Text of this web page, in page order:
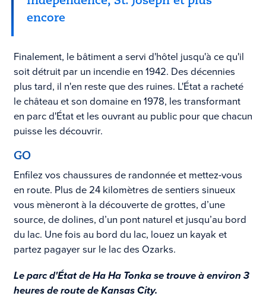
encore
Finalement, le bâtiment a servi d'hôtel jusqu'à ce qu'il
soit détruit par un incendie en 1942. Des décennies
plus tard, il n'en reste que des ruines. L'État a racheté
le château et son domaine en 1978, les transformant
en parc d'État et les ouvrant au public pour que chacun
puisse les découvrir.
GO
Enfilez vos chaussures de randonnée et mettez-vous
en route. Plus de 24 kilomètres de sentiers sinueux
vous mèneront à la découverte de grottes, d’une
source, de dolines, d’un pont naturel et jusqu’au bord
du lac. Une fois au bord du lac, louez un kayak et
partez pagayer sur le lac des Ozarks.
Le parc d'État de Ha Ha Tonka se trouve à environ 3
heures de route de Kansas City.